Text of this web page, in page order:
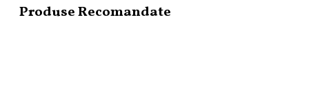
Produse Recomandate